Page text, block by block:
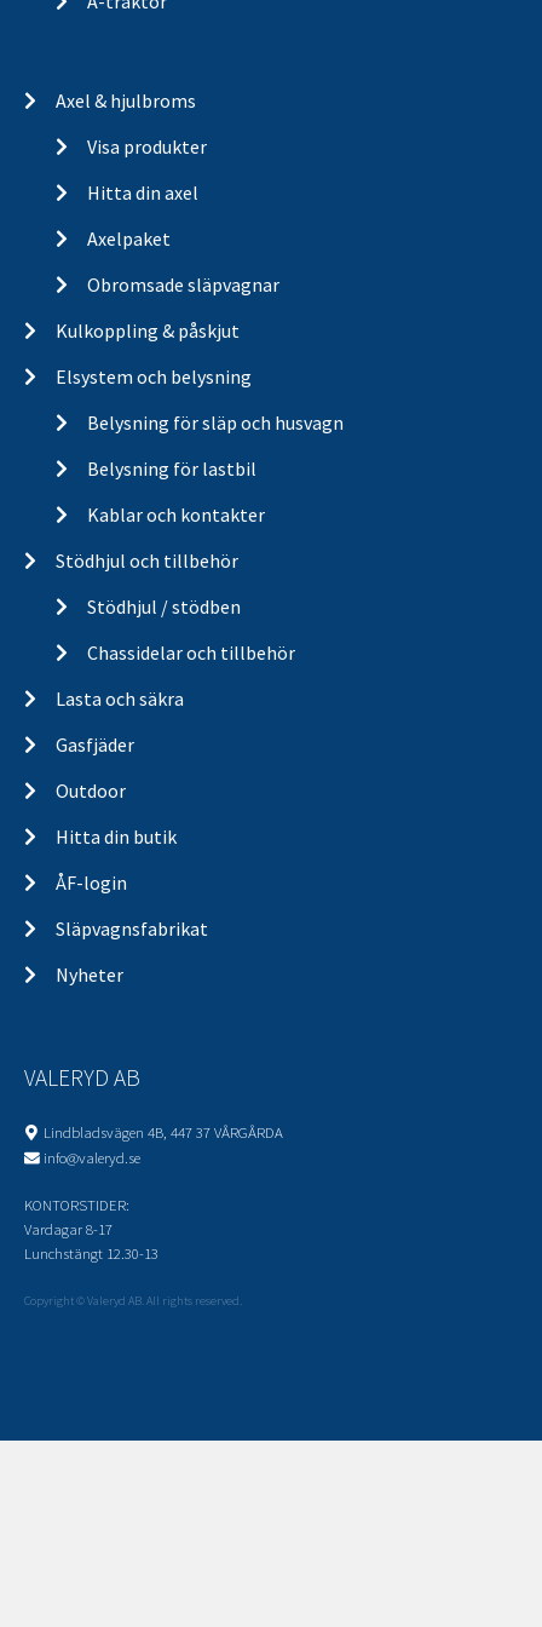
Axel & hjulbroms
Visa produkter
Hitta din axel
Axelpaket
Obromsade släpvagnar
Kulkoppling & påskjut
Elsystem och belysning
Belysning för släp och husvagn
Belysning för lastbil
Kablar och kontakter
Stödhjul och tillbehör
Stödhjul / stödben
Chassidelar och tillbehör
Lasta och säkra
Gasfjäder
Outdoor
Hitta din butik
ÅF-login
Släpvagnsfabrikat
Nyheter
VALERYD AB
Lindbladsvägen 4B, 447 37 VÅRGÅRDA
info@valeryd.se
KONTORSTIDER:
Vardagar 8-17
Lunchstängt 12.30-13
Copyright © Valeryd AB. All rights reserved.